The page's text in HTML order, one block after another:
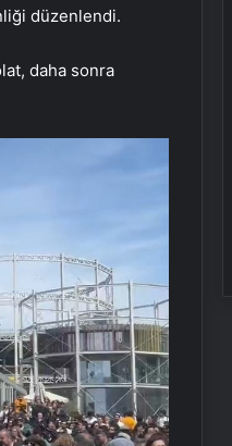
düzenlendi.
daha sonra